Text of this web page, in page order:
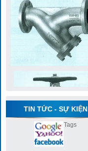
TIN TỨC - SỰ KIỆN
Tags